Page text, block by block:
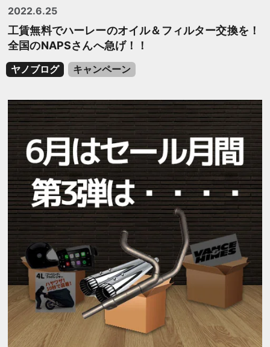
2022.6.25
工賃無料でハーレーのオイル＆フィルター交換を！
全国のNAPSさんへ急げ！！
ヤノブログ キャンペーン